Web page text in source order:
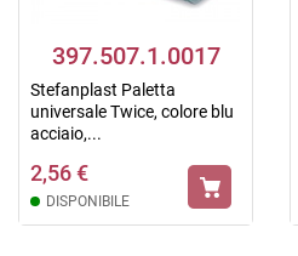
397.507.1.0017
Stefanplast Paletta
universale Twice, colore blu
acciaio,...
2,56 €
DISPONIBILE